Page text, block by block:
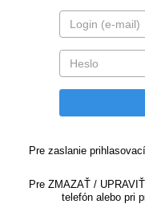
Pre zaslanie
Pre ZMAZAŤ /
telefón alebo pri